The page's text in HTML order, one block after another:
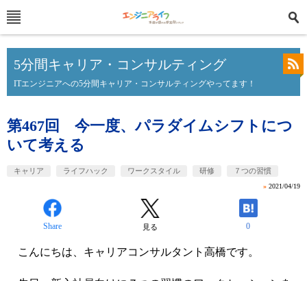
5分間キャリア・コンサルティング
ITエンジニアへの5分間キャリア・コンサルティングやってます！
第467回 今一度、パラダイムシフトにつ
いて考える
キャリア ライフハック ワークスタイル 研修 ７つの習慣
» 2021/04/19
Share 見る 0
こんにちは、キャリアコンサルタント高橋です。